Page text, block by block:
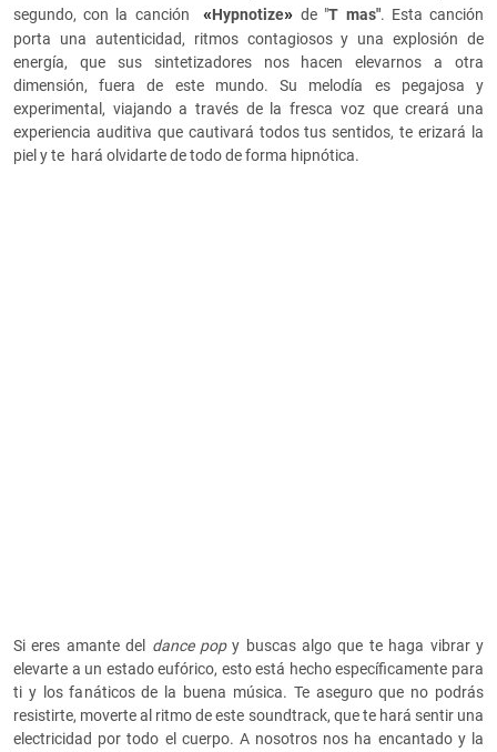
segundo, con la canción «Hypnotize»de "T mas". Esta canción
porta una autenticidad, ritmos contagiosos y una explosión de
energía, que sus sintetizadores nos hacen elevarnos a otra
dimensión, fuera de este mundo. Su melodía es pegajosa y
experimental, viajando a través de la fresca voz que creará una
experiencia auditiva que cautivará todos tus sentidos, te erizará la
piel y te hará olvidarte de todo de forma hipnótica.
Si eres amante del dance popy buscas algo que te haga vibrar y
elevarte a un estado eufórico, esto está hecho específicamente para
ti y los fanáticos de la buena música. Te aseguro que no podrás
resistirte, moverte al ritmo de este soundtrack, que te hará sentir una
electricidad por todo el cuerpo. A nosotros nos ha encantado y la